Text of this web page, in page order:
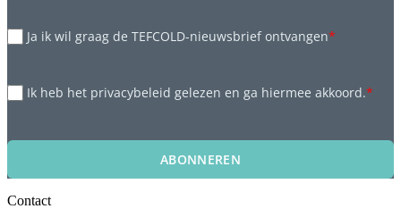
Ja ik wil graag de TEFCOLD-nieuwsbrief ontvangen*
Ik heb het privacybeleid gelezen en ga hiermee akkoord.*
ABONNEREN
Contact